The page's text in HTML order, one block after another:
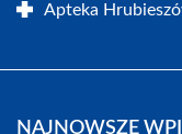
Apteka
NAJNOWSZE